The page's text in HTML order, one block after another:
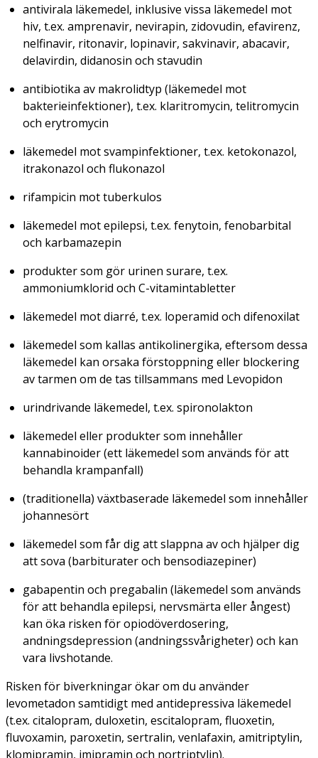
antivirala läkemedel, inklusive vissa läkemedel mot
hiv, t.ex. amprenavir, nevirapin, zidovudin, efavirenz,
nelfinavir, ritonavir, lopinavir, sakvinavir, abacavir,
delavirdin, didanosin och stavudin
antibiotika av makrolidtyp (läkemedel mot
bakterieinfektioner), t.ex. klaritromycin, telitromycin
och erytromycin
läkemedel mot svampinfektioner, t.ex. ketokonazol,
itrakonazol och flukonazol
rifampicin mot tuberkulos
läkemedel mot epilepsi, t.ex. fenytoin, fenobarbital
och karbamazepin
produkter som gör urinen surare, t.ex.
ammoniumklorid och C-vitamintabletter
läkemedel mot diarré, t.ex. loperamid och difenoxilat
läkemedel som kallas antikolinergika, eftersom dessa
läkemedel kan orsaka förstoppning eller blockering
av tarmen om de tas tillsammans med Levopidon
urindrivande läkemedel, t.ex. spironolakton
läkemedel eller produkter som innehåller
kannabinoider (ett läkemedel som används för att
behandla krampanfall)
(traditionella) växtbaserade läkemedel som innehåller
johannesört
läkemedel som får dig att slappna av och hjälper dig
att sova (barbiturater och bensodiazepiner)
gabapentin och pregabalin (läkemedel som används
för att behandla epilepsi, nervsmärta eller ångest)
kan öka risken för opiodöverdosering,
andningsdepression (andningssvårigheter) och kan
vara livshotande.
Risken för biverkningar ökar om du använder
levometadon samtidigt med antidepressiva läkemedel
(t.ex. citalopram, duloxetin, escitalopram, fluoxetin,
fluvoxamin, paroxetin, sertralin, venlafaxin, amitriptylin,
klomipramin, imipramin och nortriptylin).